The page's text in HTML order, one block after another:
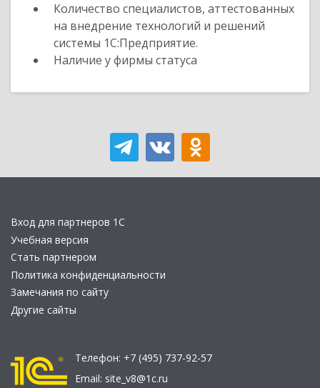
Количество специалистов, аттестованных
на внедрение технологий и решений
системы 1С:Предприятие.
Наличие у фирмы статуса
Вход для партнеров 1С
Учебная версия
Стать партнером
Политика конфиденциальности
Замечания по сайту
Другие сайты
Телефон: +7 (495) 737-92-57
Email: site_v8@1c.ru